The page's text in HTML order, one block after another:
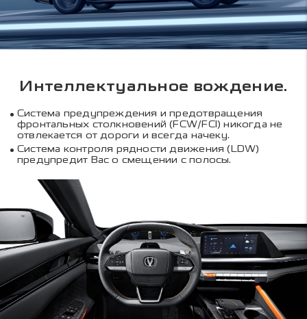
Интеллектуальное вождение.
Система предупреждения и предотвращения
фронтальных столкновений (FCW/FCI) никогда не
отвлекается от дороги и всегда начеку.
Система контроля рядности движения (LDW)
предупредит Вас о смещении с полосы.